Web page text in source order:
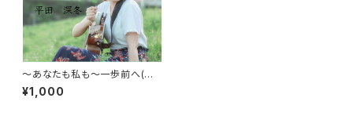
〜あなたも私も〜一歩前へ(ダ
ウンロード版のみ)
¥1,000